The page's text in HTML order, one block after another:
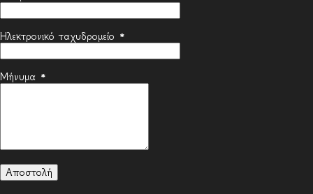
Ηλεκτρονικό ταχυδρομείο *
Μήνυμα *